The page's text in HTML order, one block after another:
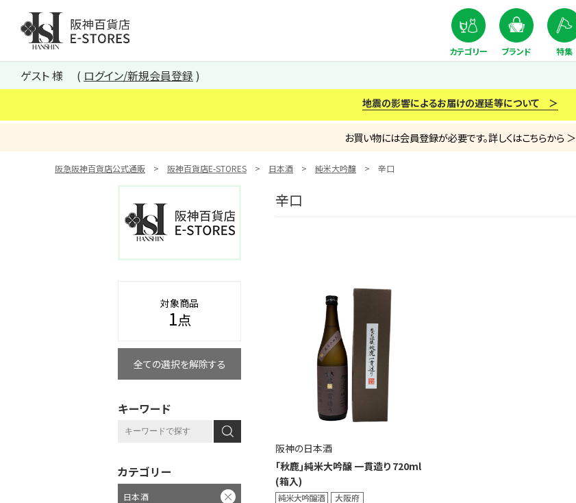
阪神百貨店E-STORES TOP
カテゴリー ブランド 特集
ゲスト 様 ログイン/新規会員登録
地震の影響によるお届けの遅延等について ＞
お買い物には会員登録が必要です。詳しくはこちらから ＞
阪急阪神百貨店公式通販 阪神百貨店E-STORES 日本酒 純米大吟醸 辛口
辛口
阪神の日本酒
｢秋鹿｣純米大吟醸 一貫造り 720ml
(箱入)
対象商品
1点
全ての選択を解除する
キーワード
カテゴリー
日本酒